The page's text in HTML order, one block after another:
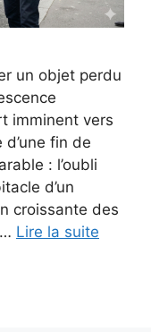
un objet perdu
imminent vers
fin de
: l’oubli
d’un
croissante des
Lire la suite